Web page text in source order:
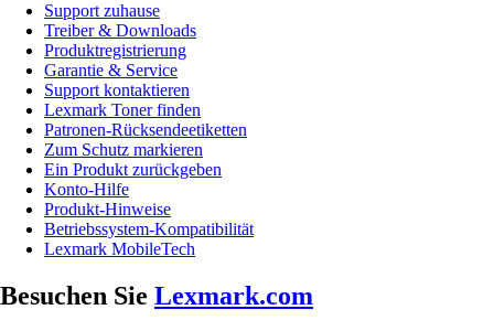
Support zuhause
Treiber & Downloads
Produktregistrierung
Garantie & Service
Support kontaktieren
Lexmark Toner finden
Patronen-Rücksendeetiketten
Zum Schutz markieren
Ein Produkt zurückgeben
Konto-Hilfe
Produkt-Hinweise
Betriebssystem-Kompatibilität
Lexmark MobileTech
Besuchen Sie Lexmark.com